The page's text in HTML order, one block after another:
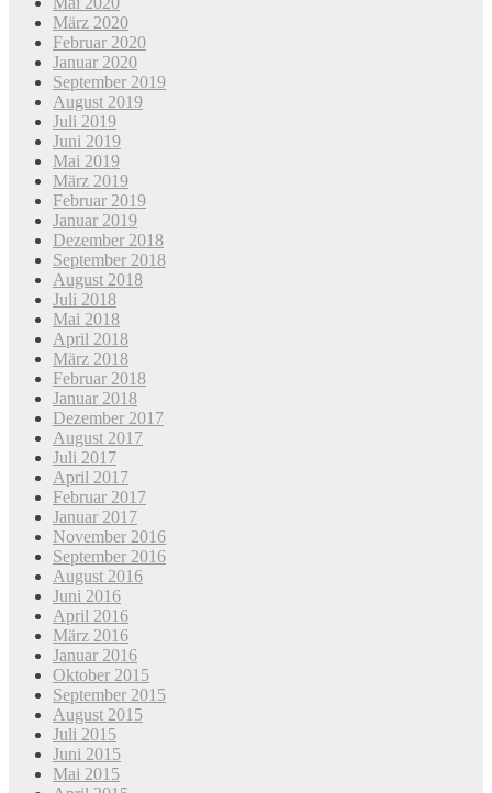
März 2020
Februar 2020
Januar 2020
September 2019
August 2019
Juli 2019
Juni 2019
Mai 2019
März 2019
Februar 2019
Januar 2019
Dezember 2018
September 2018
August 2018
Juli 2018
Mai 2018
April 2018
März 2018
Februar 2018
Januar 2018
Dezember 2017
August 2017
Juli 2017
April 2017
Februar 2017
Januar 2017
November 2016
September 2016
August 2016
Juni 2016
April 2016
März 2016
Januar 2016
Oktober 2015
September 2015
August 2015
Juli 2015
Juni 2015
Mai 2015